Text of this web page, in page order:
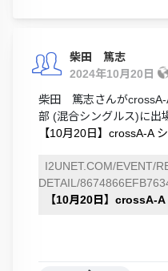
柴田 篤志
2024年10月20日
柴田 篤志さんがcrossA-
部 (混合シングルス)に出
【10月20日】crossA-A
I2UNET.COM/EVENT/
DETAIL/
【10月20日】crossA-